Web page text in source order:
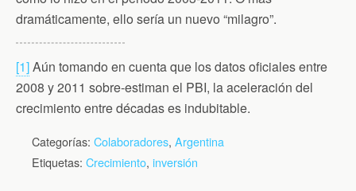
dramáticamente, ello sería un nuevo “milagro”.
[1]Aún tomando en cuenta que los datos oficiales entre
2008 y 2011 sobre-estiman el PBI, la aceleración del
crecimiento entre décadas es indubitable.
Categorías: Colaboradores, Argentina
Etiquetas: Crecimiento, inversión